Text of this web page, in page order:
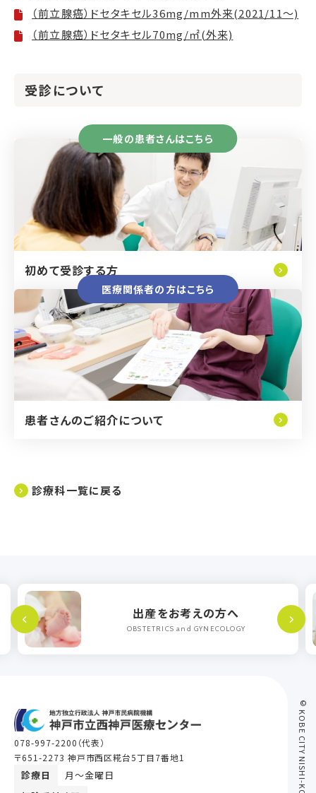
（前立腺癌）ドセタキセル36mg/mm外来(2021/11～)
（前立腺癌）ドセタキセル70mg/㎡(外来)
受診について
一般の患者さんはこちら
初めて受診する方
医療関係者の方はこちら
患者さんのご紹介について
診療科一覧に戻る
出産をお考えの方へ
OBSTETRICS and GYNECOLOGY
078-997-2200 （代表）
〒651-2273 神戸市西区糀台5丁目7番地1
診療日
月〜金曜日